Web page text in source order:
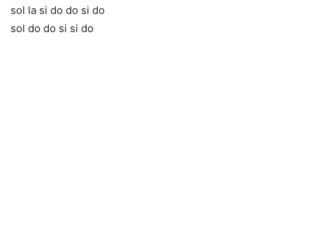
sol la si do do si do
sol do do si si do